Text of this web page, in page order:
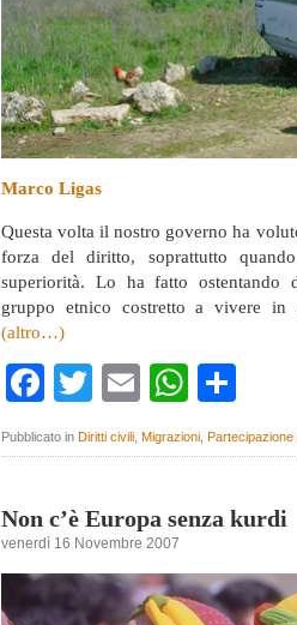
Marco Ligas
Questa volta il nostro governo ha
forza del diritto, soprattutto
superiorità. Lo ha fatto ostentando
gruppo etnico costretto a vivere in
(altro…)
Facebook
TwitterEmail
Pubblicato in Diritti civili Migrazioni
Non c’è Europa senza kurdi
venerdì 16 Novembre 2007